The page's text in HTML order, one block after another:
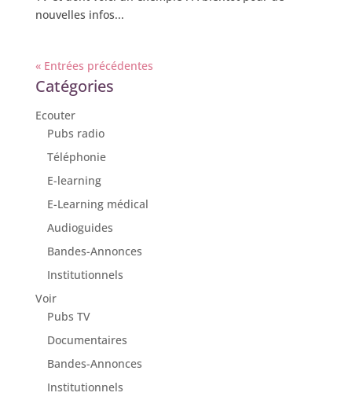
nouvelles infos...
« Entrées précédentes
Catégories
Ecouter
Pubs radio
Téléphonie
E-learning
E-Learning médical
Audioguides
Bandes-Annonces
Institutionnels
Voir
Pubs TV
Documentaires
Bandes-Annonces
Institutionnels